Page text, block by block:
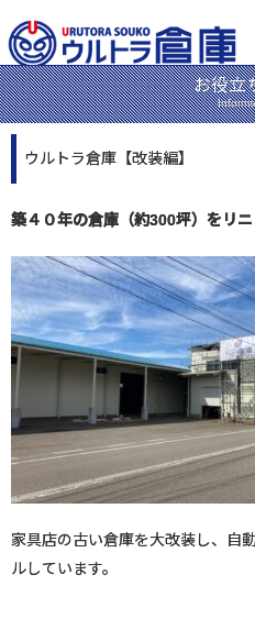
お役立
ウルトラ倉庫【改装編】
築４０年の倉庫（約300坪）をリニ
家具店の古い倉庫を大改装し、自
ルしています。